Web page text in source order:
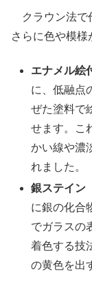
クラウン法で
さらに色や模様
エナメル絵
に、低融点
ぜた塗料で
せます。こ
かい線や濃
れました。
銀ステイン
に銀の化合
でガラスの
着色する技
の黄色を出